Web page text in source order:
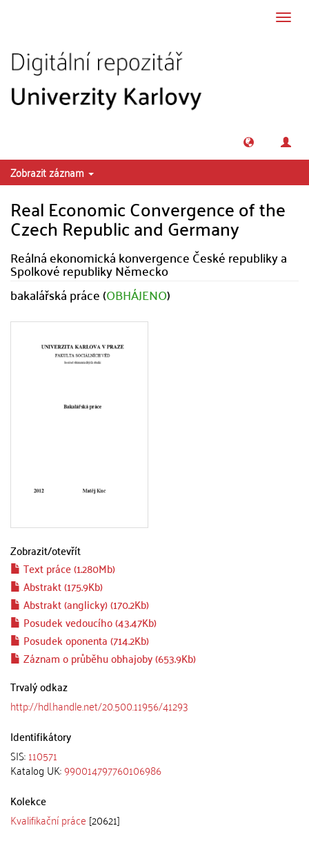
Zobrazit záznam
Real Economic Convergence of the
Czech Republic and Germany
Reálná ekonomická konvergence České republiky a
Spolkové republiky Německo
bakalářská práce (OBHÁJENO)
Zobrazit/otevřít
Text práce (1.280Mb)
Abstrakt (175.9Kb)
Abstrakt (anglicky) (170.2Kb)
Posudek vedoucího (43.47Kb)
Posudek oponenta (714.2Kb)
Záznam o průběhu obhajoby (653.9Kb)
Trvalý odkaz
http://hdl.handle.net/20.500.11956/41293
Identifikátory
SIS:110571
Katalog UK:990014797760106986
Kolekce
Kvalifikační práce [20621]